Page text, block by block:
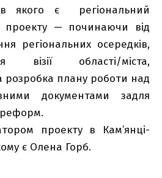
якого є регіональний
проекту — починаючи від
регіональних осередків,
візії області/міста,
розробка плану роботи над
документами задля
реформ.
проекту в Кам’янці-
є Олена Горб.